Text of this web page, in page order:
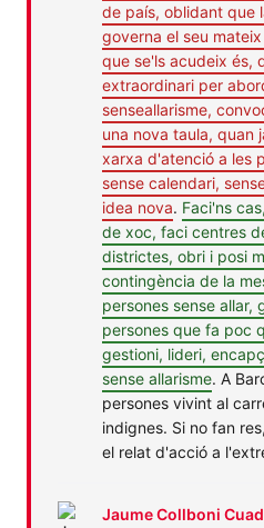
de país, oblidant que
governa el seu
que se'ls acudeix és,
extraordinari per
senseallarisme,
una nova taula, quan
xarxa d'atenció a les
sense calendari,
idea nova. Faci'ns
de xoc, faci centres
districtes, obri i posi
contingència de la
persones sense allar,
persones que fa poc
gestioni, lideri,
sense allarisme. A
persones vivint al
indignes. Si no fan
el relat d'acció a
Jaume
PSC
Assumptes
HabitatgeJaume Collboni